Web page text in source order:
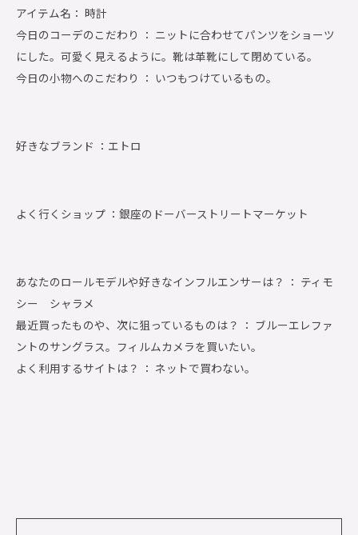
アイテム名： 時計
今日のコーデのこだわり ： ニットに合わせてパンツをショーツ
にした。可愛く見えるように。靴は革靴にして閉めている。
今日の小物へのこだわり ： いつもつけているもの。
好きなブランド ： エトロ
よく行くショップ ： 銀座のドーバーストリートマーケット
あなたのロールモデルや好きなインフルエンサーは？ ： ティモ
シー シャラメ
最近買ったものや、次に狙っているものは？ ： ブルーエレファ
ントのサングラス。フィルムカメラを買いたい。
よく利用するサイトは？ ： ネットで買わない。